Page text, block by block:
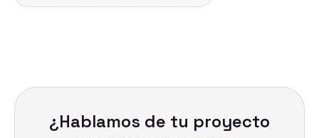
¿Hablamos de tu proyecto